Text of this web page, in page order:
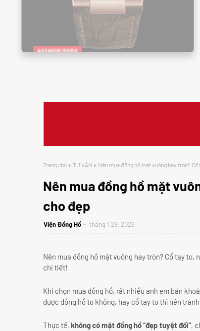
ALEXANDER FERROS
Trang chủ TƯ VẤN Nên mua đồng hồ mặt vuông hay tròn?
Nên mua đồng hồ mặt
cho đẹp
Viện Đồng Hồ tháng 1 29, 2026
Nên mua đồng hồ mặt vuông hay tròn? Cổ tay
chi tiết!
Khi chọn mua đồng hồ, rất nhiều anh em băn
được đồng hồ to không, hay cổ tay to thì nên
Thực tế, không có mặt đồng hồ “đẹp tuyệt đối”,